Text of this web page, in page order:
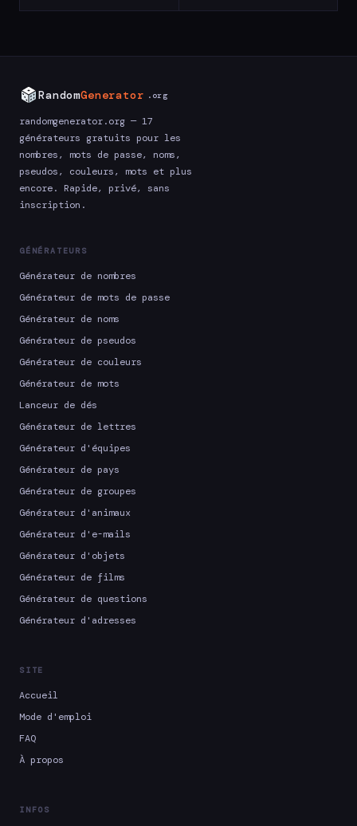
RandomGenerator .org
randomgenerator.org — 17
générateurs gratuits pour les
nombres, mots de passe, noms,
pseudos, couleurs, mots et plus
encore. Rapide, privé, sans
inscription.
GÉNÉRATEURS
Générateur de nombres
Générateur de mots de passe
Générateur de noms
Générateur de pseudos
Générateur de couleurs
Générateur de mots
Lanceur de dés
Générateur de lettres
Générateur d'équipes
Générateur de pays
Générateur de groupes
Générateur d'animaux
Générateur d'e-mails
Générateur d'objets
Générateur de films
Générateur de questions
Générateur d'adresses
SITE
Accueil
Mode d'emploi
FAQ
À propos
INFOS